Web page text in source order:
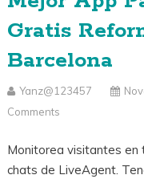
Gratis
Barcelona
Yanz@123457
Comments
Monitorea visitantes en
chats de LiveAgent.